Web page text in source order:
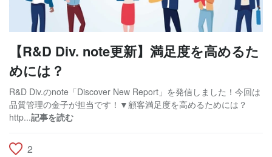
【R&D Div. note更新】満足度を高めるた
めには？
R&D Div.のnote「Discover New Report」を発信しました！今回は
品質管理の金子が担当です！▼顧客満足度を高めるためには？
http...記事を読む
2